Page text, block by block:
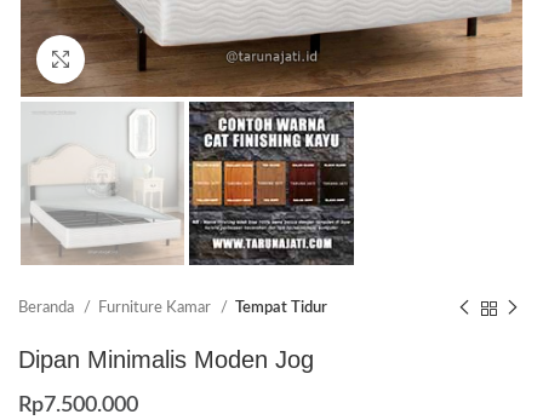
Click to enlarge
Beranda Furniture Kamar Tempat Tidur
Dipan Minimalis Moden Jog
Rp7.500.000